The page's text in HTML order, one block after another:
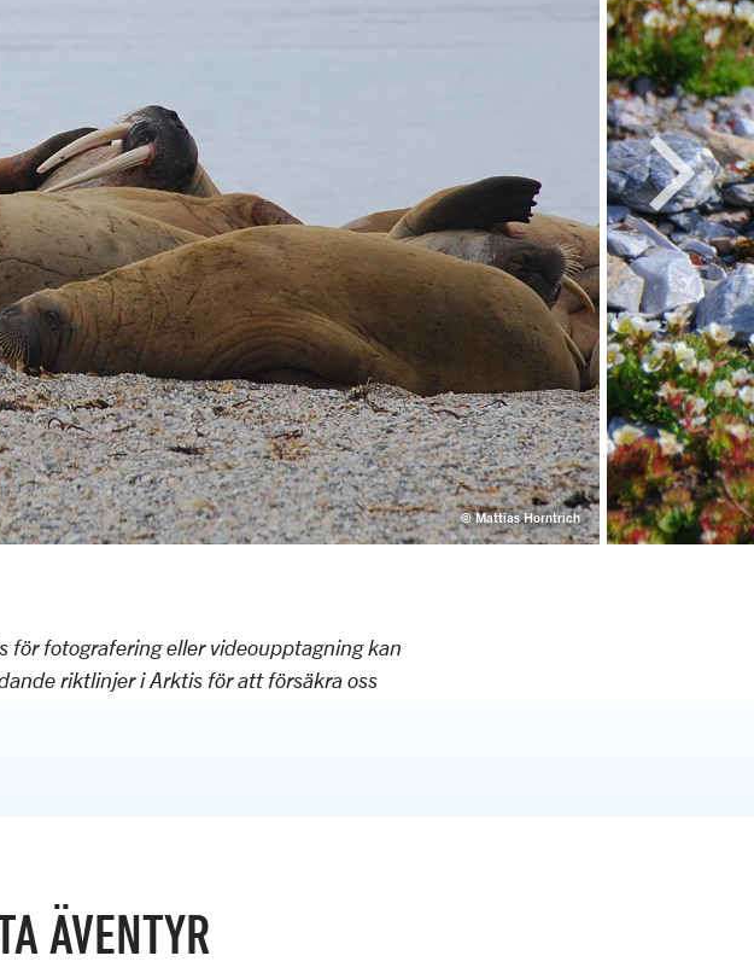
© Mattias Horntrich
för fotografering eller videoupptagning kan
riktlinjer i Arktis för att försäkra oss
ÄVENTYR